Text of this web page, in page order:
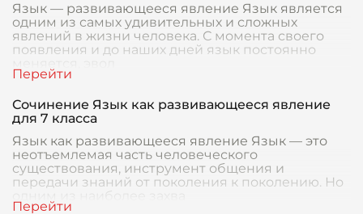
Язык — развивающееся явление Язык является
одним из самых удивительных и сложных
явлений в жизни человека. С момента своего
появления и до наших дней язык постоянно
Сочинение Язык как развивающееся явление
для 7 класса
Язык как развивающееся явление Язык — это
неотъемлемая часть человеческого
существования, инструмент общения и
передачи знаний от поколения к поколению. Но
одним из наиболее захва